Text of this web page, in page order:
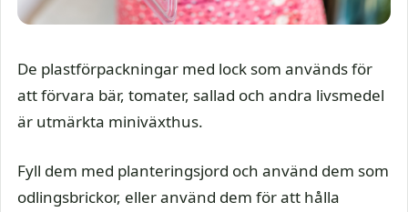
De plastförpackningar med lock som används för
att förvara bär, tomater, sallad och andra livsmedel
är utmärkta miniväxthus.
Fyll dem med planteringsjord och använd dem som
odlingsbrickor, eller använd dem för att hålla